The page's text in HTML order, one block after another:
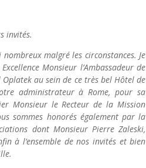
invités.
malgré les circonstances. Je
Monsieur l’Ambassadeur de
au sein de ce très bel Hôtel de
administrateur à Rome, pour sa
Monsieur le Recteur de la Mission
sommes honorés également par la
dont Monsieur Pierre Zaleski,
à l’ensemble de nos invités et bien